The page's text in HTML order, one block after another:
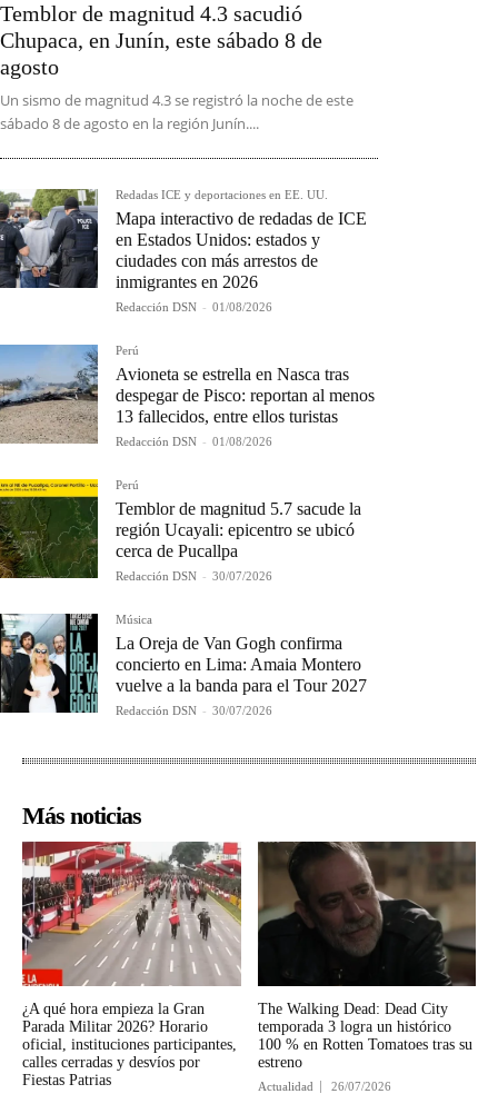
Temblor de magnitud 4.3 sacudió
Chupaca, en Junín, este sábado 8 de
agosto
Un sismo de magnitud 4.3 se registró la noche de este
sábado 8 de agosto en la región Junín....
Redadas ICE y deportaciones en EE. UU.
Mapa interactivo de redadas de ICE
en Estados Unidos: estados y
ciudades con más arrestos de
inmigrantes en 2026
Redacción DSN - 01/08/2026
Perú
Avioneta se estrella en Nasca tras
despegar de Pisco: reportan al menos
13 fallecidos, entre ellos turistas
Redacción DSN - 01/08/2026
Perú
Temblor de magnitud 5.7 sacude la
región Ucayali: epicentro se ubicó
cerca de Pucallpa
Redacción DSN - 30/07/2026
Música
La Oreja de Van Gogh confirma
concierto en Lima: Amaia Montero
vuelve a la banda para el Tour 2027
Redacción DSN - 30/07/2026
Más noticias
¿A qué hora empieza la Gran
Parada Militar 2026? Horario
oficial, instituciones participantes,
calles cerradas y desvíos por
Fiestas Patrias
The Walking Dead: Dead City
temporada 3 logra un histórico
100 % en Rotten Tomatoes tras su
estreno
Actualidad 26/07/2026